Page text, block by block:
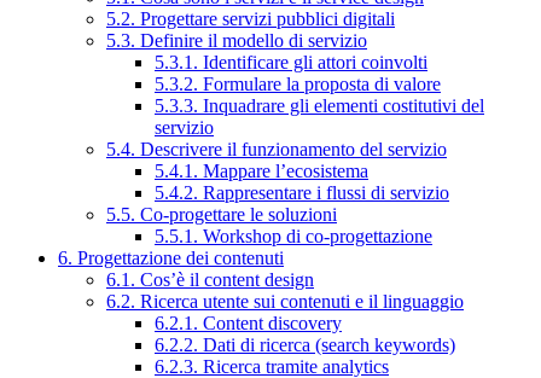
5.2. Progettare servizi pubblici digitali
5.3. Definire il modello di servizio
5.3.1. Identificare gli attori coinvolti
5.3.2. Formulare la proposta di valore
5.3.3. Inquadrare gli elementi costitutivi del
servizio
5.4. Descrivere il funzionamento del servizio
5.4.1. Mappare l’ecosistema
5.4.2. Rappresentare i flussi di servizio
5.5. Co-progettare le soluzioni
5.5.1. Workshop di co-progettazione
6. Progettazione dei contenuti
6.1. Cos’è il content design
6.2. Ricerca utente sui contenuti e il linguaggio
6.2.1. Content discovery
6.2.2. Dati di ricerca (search keywords)
6.2.3. Ricerca tramite analytics